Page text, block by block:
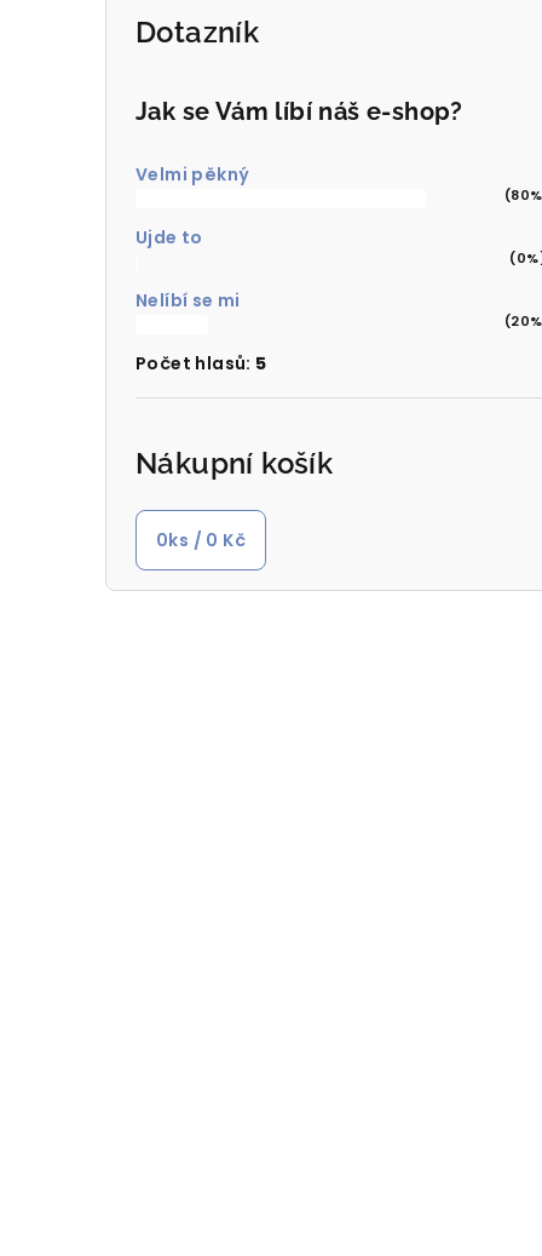
Dotazník
Jak se Vám líbí náš e-shop?
Velmi pěkný
Ujde to
Nelíbí se mi
Počet hlasů: 5
Nákupní košík
0ks / 0 Kč